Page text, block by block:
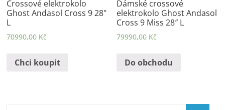
Crossové elektrokolo
Ghost Andasol Cross 9 28"
L
70990,00 Kč
Chci koupit
Dámské crossové
elektrokolo Ghost Andasol
Cross 9 Miss 28″ L
79990,00 Kč
Do obchodu